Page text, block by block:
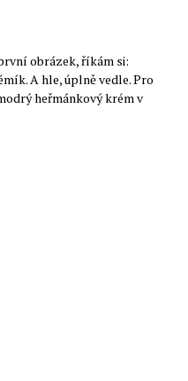
obrázek, říkám si:
A hle, úplně vedle. Pro
heřmánkový krém v